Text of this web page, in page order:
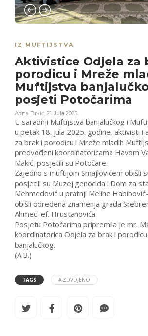
IZ MUFTIJSTVA
Aktivistice Odjela za
porodicu i Mreže
Muftijstva
posjeti Potočarima
Adna Brkić, 21. Jula 2025.
U saradnji Muftijstva banjalučkog i
u petak 18. jula 2025. godine, aktivisti i
za brak i porodicu i Mreže mladih
predvođeni koordinatoricama Havom
Makić, posjetili su Potočare.
Zajedno s muftijom Smajlovićem obišli
posjetili su Muzej genocida i Dom za
Mehmedović u pratnji Melihe
obišli određena znamenja grada
Ahmed-ef. Hrustanovića.
Posjetu Potočarima pripremila je mr.
koordinatorica Odjela za brak i
banjalučkog.
(A.B.)
TAGS #IZDVOJENO